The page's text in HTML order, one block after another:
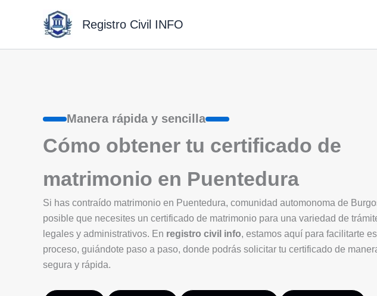
Registro Civil INFO
Manera rápida y sencilla
Cómo obtener tu certificado de
matrimonio en Puentedura
Si has contraído matrimonio en Puentedura, comunidad automonoma de
posible que necesites un certificado de matrimonio para una variedad de
legales y administrativos. En registro civil info, estamos aquí para facilitarte
proceso, guiándote paso a paso, donde podrás solicitar tu certificado de
segura y rápida.